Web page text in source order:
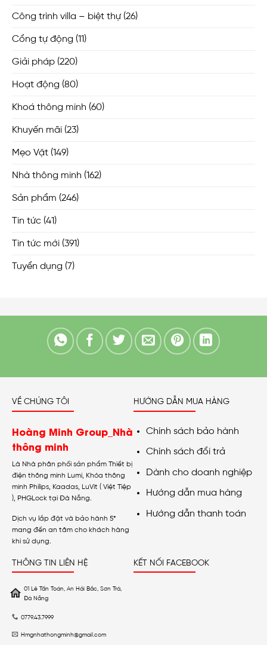
Công trình villa – biệt thự(26)
Cổng tự động (11)
Giải pháp (220)
Hoạt động (80)
Khoá thông minh (60)
Khuyến mãi (23)
Mẹo Vặt (149)
Nhà thông minh (162)
Sản phẩm (246)
Tin tức (41)
Tin tức mới (391)
Tuyển dụng (7)
VỀ CHÚNG TÔI
Hoàng Minh Group_Nhà
thông minh
Là Nhà phân phối sản phẩm Thiết bị
điện thông minh Lumi, Khóa thông
minh Philips, Kaadas, LuVit ( Việt Tiệp
), PHGLock tại Đà Nẵng.
Dịch vụ lắp đặt và bảo hành 5*
mang đến an tâm cho khách hàng
khi sử dụng.
HƯỚNG DẪN MUA HÀNG
Chính sách bảo hành
Chính sách đổi trả
Dành cho doanh nghiệp
Hướng dẫn mua hàng
Hướng dẫn thanh toán
THÔNG TIN LIÊN HỆ
01 Lê Tấn Toán, An Hải Bắc, Sơn Trà,
Đà Nẵng
0779.43.7999
Hmgnhathongminh@gmail.com
KẾT NỐI FACEBOOK